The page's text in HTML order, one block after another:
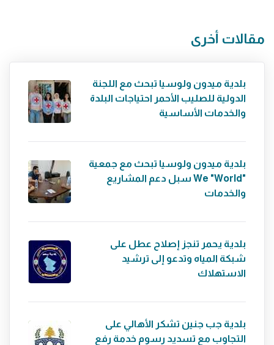
مقالات أخرى
بلدية ميدون ولوسيا تبحث مع اللجنة
الدولية للصليب الأحمر احتياجات البلدة
والخدمات الأساسية
بلدية ميدون ولوسيا تبحث مع جمعية
"We "World سبل دعم المشاريع
والخدمات
بلدية يحمر تنجز إصلاح عطل على
شبكة المياه وتدعو إلى ترشيد
الاستهلاك
بلدية جب جنين تشكر الأهالي على
التجاوب مع تسديد رسوم خدمة رفع